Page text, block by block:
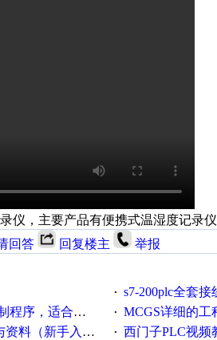
仪，主要产品有便携式温湿度记录
回答 回复楼主 举报
· s7-200plc全套接
适合新手学PID · MCGS详细的工程
（新手入门） · 西门子PLC视频教程